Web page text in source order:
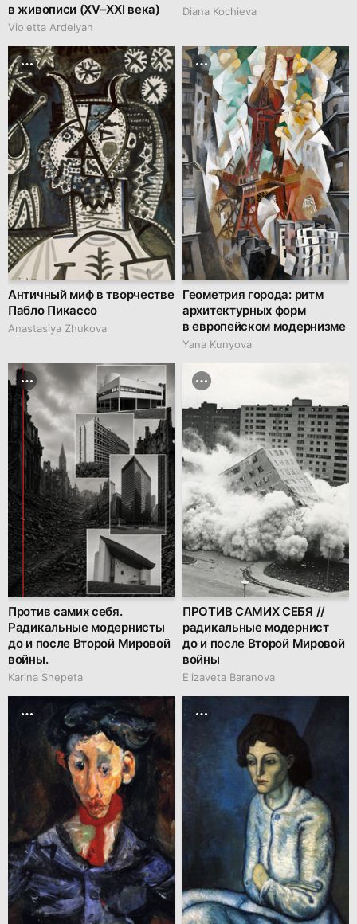
в живописи (XV–XXI века)
Violetta Ardelyan
Diana Kochieva
Античный миф в творчестве
Пабло Пикассо
Anastasiya Zhukova
Геометрия города: ритм
архитектурных форм
в европейском модернизме
Yana Kunyova
Против самих себя.
Радикальные модернисты
до и после Второй Мировой
войны.
Karina Shepeta
ПРОТИВ САМИХ СЕБЯ //
радикальные модернист
до и после Второй Мировой
войны
Elizaveta Baranova